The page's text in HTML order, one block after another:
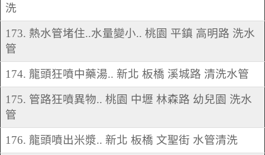
洗
173. 熱水管堵住..水量變小.. 桃園 平鎮 高明路 洗水
管
174. 龍頭狂噴中藥湯.. 新北 板橋 溪城路 清洗水管
175. 管路狂噴異物.. 桃園 中壢 林森路 幼兒園 洗水
管
176. 龍頭噴出米漿.. 新北 板橋 文聖街 水管清洗